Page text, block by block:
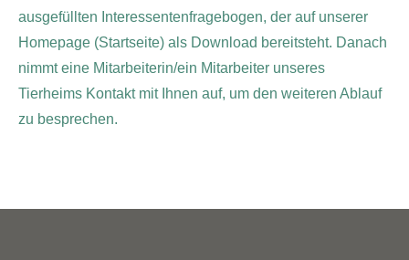
ausgefüllten Interessentenfragebogen, der auf unserer
Homepage (Startseite) als Download bereitsteht. Danach
nimmt eine Mitarbeiterin/ein Mitarbeiter unseres
Tierheims Kontakt mit Ihnen auf, um den weiteren Ablauf
zu besprechen.